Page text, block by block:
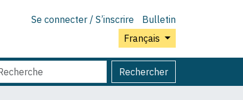
Se connecter / S’inscrire
Bulletin
Français
Rechercher